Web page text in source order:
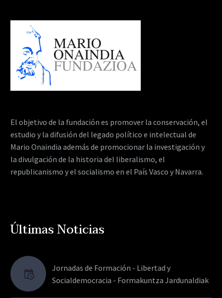
El objetivo de la fundación es promover la conservación, el
estudio y la difusión del legado político e intelectual de
Mario Onaindia además de promocionar la investigación y
la divulgación de la historia del liberalismo, el
republicanismo y el socialismo en el País Vasco y Navarra.
Últimas Noticias
Jornadas de Formación - Libertad y
Socialdemocracia - Formakuntza Jardunaldiak